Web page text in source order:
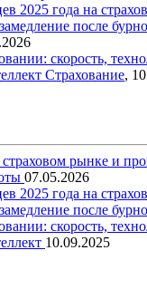
2025 года на
после
скорость,
Страхование,
рынке и
07.05.2026
2025 года на
после
скорость,
10.09.2025